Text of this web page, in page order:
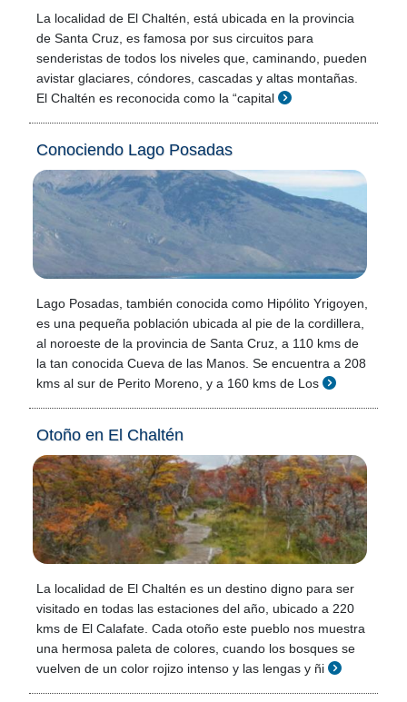
La localidad de El Chaltén, está ubicada en la provincia
de Santa Cruz, es famosa por sus circuitos para
senderistas de todos los niveles que, caminando, pueden
avistar glaciares, cóndores, cascadas y altas montañas.
El Chaltén es reconocida como la “capital
Conociendo Lago Posadas
Lago Posadas, también conocida como Hipólito Yrigoyen,
es una pequeña población ubicada al pie de la cordillera,
al noroeste de la provincia de Santa Cruz, a 110 kms de
la tan conocida Cueva de las Manos. Se encuentra a 208
kms al sur de Perito Moreno, y a 160 kms de Los
Otoño en El Chaltén
La localidad de El Chaltén es un destino digno para ser
visitado en todas las estaciones del año, ubicado a 220
kms de El Calafate. Cada otoño este pueblo nos muestra
una hermosa paleta de colores, cuando los bosques se
vuelven de un color rojizo intenso y las lengas y ñi